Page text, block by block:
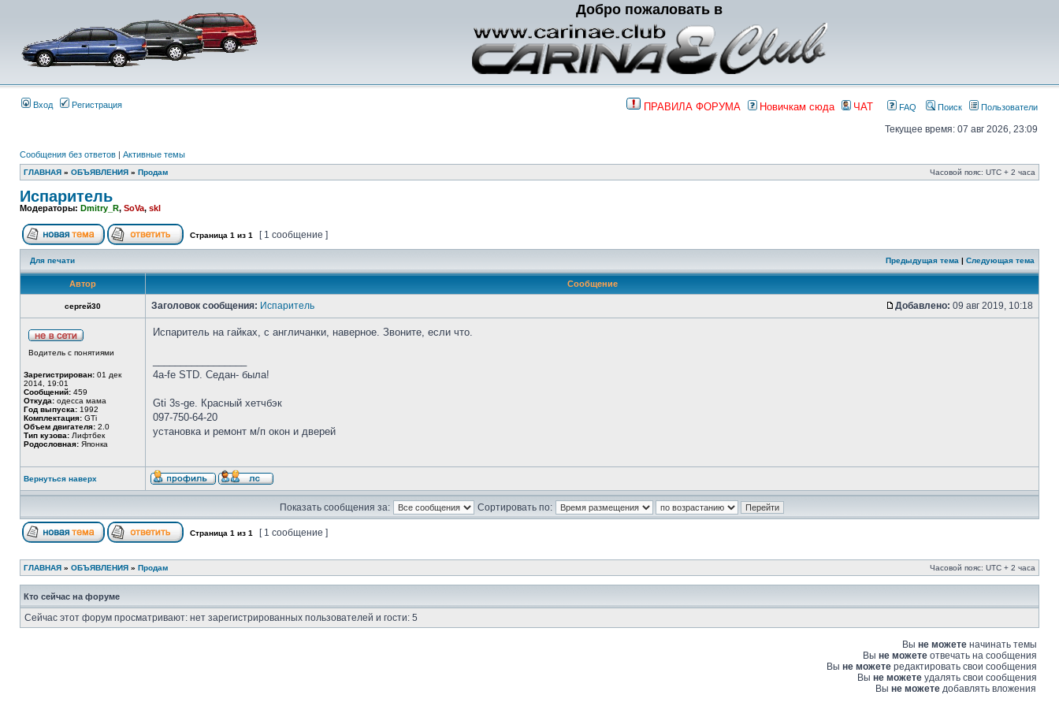
Добро пожаловать в
Вход Регистрация ПРАВИЛА ФОРУМА Новичкам сюда ЧАТ FAQ Поиск Пользователи
Текущее время: 07 авг 2026, 23:09
Сообщения без ответов | Активные темы
ГЛАВНАЯ » ОБЪЯВЛЕНИЯ » Продам Часовой пояс: UTC + 2 часа
Испаритель
Модераторы: Dmitry_R, SoVa, skl
Страница 1 из 1 [ 1 сообщение ]
Для печати Предыдущая тема | Следующая тема
Автор Сообщение
сергей30 Заголовок сообщения: Испаритель Добавлено: 09 авг 2019, 10:18
Водитель с понятиями
Зарегистрирован: 01 дек
2014, 19:01
Сообщений: 459
Откуда: одесса мама
Год выпуска: 1992
Комплектация: GTi
Объем двигателя: 2.0
Тип кузова: Лифтбек
Родословная: Японка
Испаритель на гайках, с англичанки, наверное. Звоните, если что.
4a-fe STD. Седан- была!
Gti 3s-ge. Красный хетчбэк
097-750-64-20
установка и ремонт м/п окон и дверей
Вернуться наверх
Показать сообщения за: Сортировать по:
Страница 1 из 1 [ 1 сообщение ]
ГЛАВНАЯ » ОБЪЯВЛЕНИЯ » Продам Часовой пояс: UTC + 2 часа
Кто сейчас на форуме
Сейчас этот форум просматривают: нет зарегистрированных пользователей и гости: 5
Вы не можете начинать темы
Вы не можете отвечать на сообщения
Вы не можете редактировать свои сообщения
Вы не можете удалять свои сообщения
Вы не можете добавлять вложения